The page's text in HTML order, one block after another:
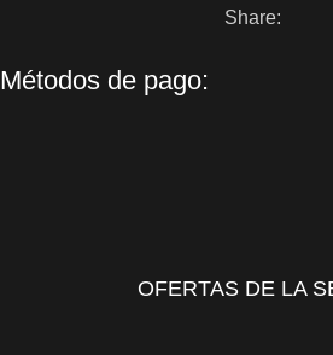
Share:
Métodos de pago:
OFERTAS DE LA